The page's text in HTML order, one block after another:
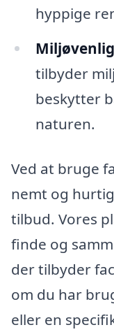
hyppige
tilbyder
beskytter
naturen.
Ved at bruge
nemt og
tilbud. Vores
finde og
der tilbyder
om du har
eller en